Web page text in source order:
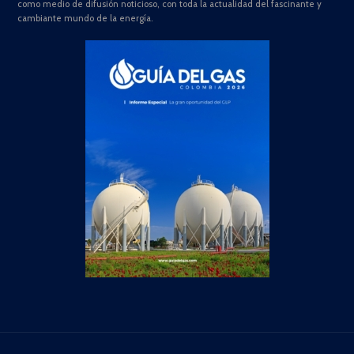
como medio de difusión noticioso, con toda la actualidad del fascinante y
cambiante mundo de la energía.